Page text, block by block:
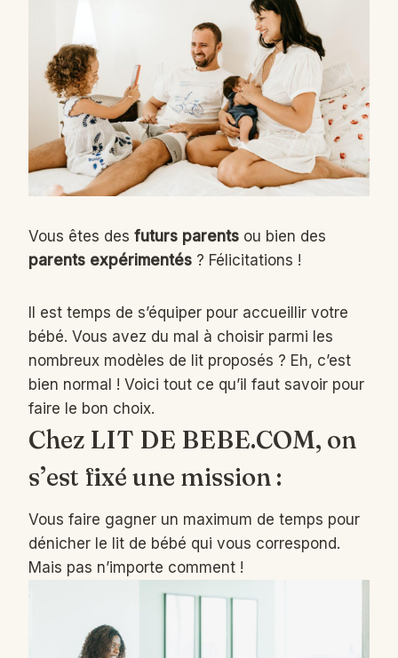
Vous êtes des futurs parents ou bien des
parents expérimentés ? Félicitations !
Il est temps de s’équiper pour accueillir votre
bébé. Vous avez du mal à choisir parmi les
nombreux modèles de lit proposés ? Eh, c’est
bien normal ! Voici tout ce qu’il faut savoir pour
faire le bon choix.
Chez LIT DE BEBE.COM, on
s’est fixé une mission :
Vous faire gagner un maximum de temps pour
dénicher le lit de bébé qui vous correspond.
Mais pas n’importe comment !